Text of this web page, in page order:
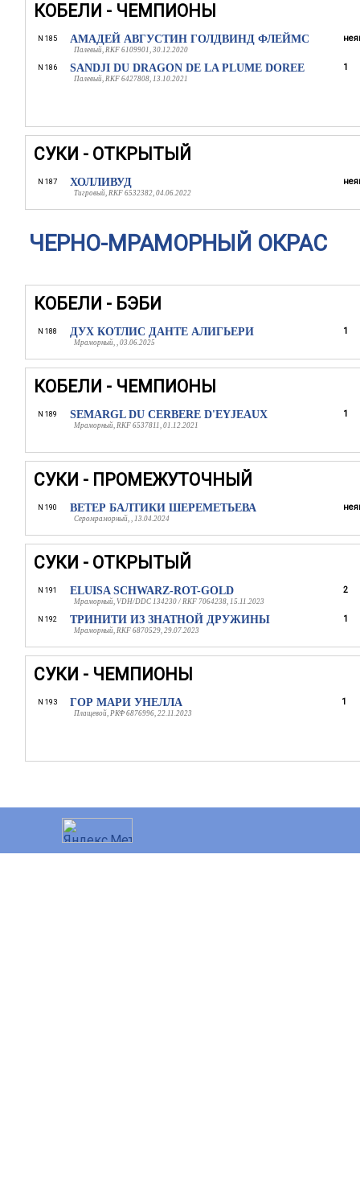
КОБЕЛИ - ЧЕМПИОНЫ
N 185 АМАДЕЙ АВГУСТИН ГОЛДВИНД ФЛЕЙМС
Палевый, RKF 6109901, 30.12.2020
N 186 SANDJI DU DRAGON DE LA PLUME DOREE
Палевый, RKF 6427808, 13.10.2021
1
СУКИ - ОТКРЫТЫЙ
N 187 ХОЛЛИВУД
Тигровый, RKF 6532382, 04.06.2022
ЧЕРНО-МРАМОРНЫЙ ОКРАС
КОБЕЛИ - БЭБИ
N 188 ДУХ КОТЛИС ДАНТЕ АЛИГЬЕРИ
Мраморный, , 03.06.2025
1
КОБЕЛИ - ЧЕМПИОНЫ
N 189 SEMARGL DU CERBERE D'EYJEAUX
Мраморный, RKF 6537811, 01.12.2021
1
СУКИ - ПРОМЕЖУТОЧНЫЙ
N 190 ВЕТЕР БАЛТИКИ ШЕРЕМЕТЬЕВА
Серомраморный, , 13.04.2024
СУКИ - ОТКРЫТЫЙ
N 191 ELUISA SCHWARZ-ROT-GOLD
Мраморный, VDH/DDC 134230 / RKF 7064238, 15.11.2023
2
N 192 ТРИНИТИ ИЗ ЗНАТНОЙ ДРУЖИНЫ
Мраморный, RKF 6870529, 29.07.2023
1
СУКИ - ЧЕМПИОНЫ
N 193 ГОР МАРИ УНЕЛЛА
Плащевой, РКФ 6876996, 22.11.2023
1